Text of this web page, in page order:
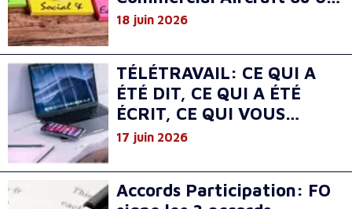
Juin 2026 et du CSE-E du
18 juin 2026
TÉLÉTRAVAIL: CE QUI A
ÉTÉ DIT, CE QUI A ÉTÉ
ÉCRIT, CE QUI VOUS
PROTÈGE
17 juin 2026
Accords Participation: FO